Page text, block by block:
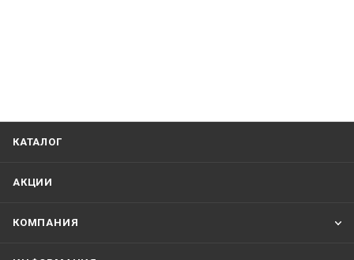
КАТАЛОГ
АКЦИИ
КОМПАНИЯ